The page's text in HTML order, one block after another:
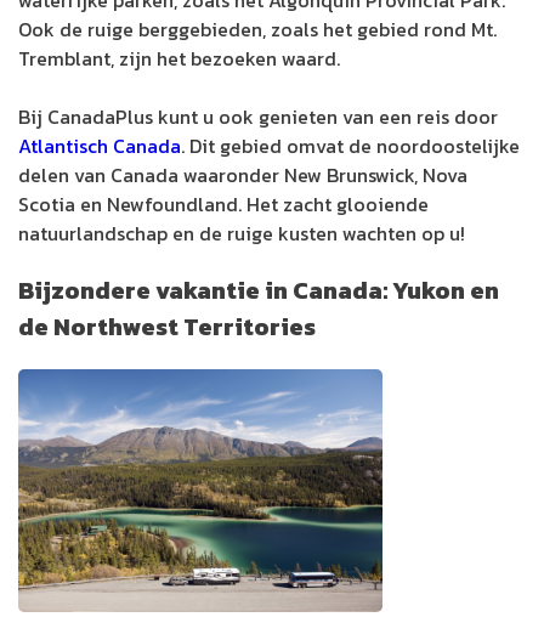
Ook de ruige berggebieden, zoals het gebied rond Mt.
Tremblant, zijn het bezoeken waard.
Bij CanadaPlus kunt u ook genieten van een reis door
Atlantisch Canada. Dit gebied omvat de noordoostelijke
delen van Canada waaronder New Brunswick, Nova
Scotia en Newfoundland. Het zacht glooiende
natuurlandschap en de ruige kusten wachten op u!
Bijzondere vakantie in Canada: Yukon en
de Northwest Territories